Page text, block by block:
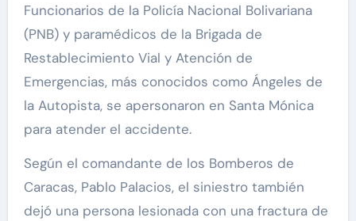
Funcionarios de la Policía Nacional Bolivariana
(PNB) y paramédicos de la Brigada de
Restablecimiento Vial y Atención de
Emergencias, más conocidos como Ángeles de
la Autopista, se apersonaron en Santa Mónica
para atender el accidente.
Según el comandante de los Bomberos de
Caracas, Pablo Palacios, el siniestro también
dejó una persona lesionada con una fractura de